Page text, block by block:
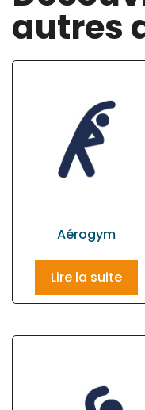
autres
Aérogym
Lire la suite